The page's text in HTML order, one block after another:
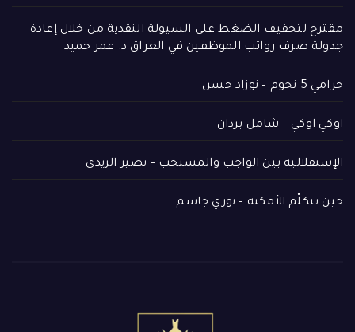
مقترح لتخفيف الضغط على السيولة النقدية من خلال إعادة
جدولة صرف رواتب الموظفين في العراق د. عمر حميد
حرامي 5 نجوم – نوزاد حسن
اوكي اوكي – شامل بردان
الإستقلالية بين الواجب والمستحب – نصير الزيدي
حين تتكلّم الأمكنة – نوري جاسم